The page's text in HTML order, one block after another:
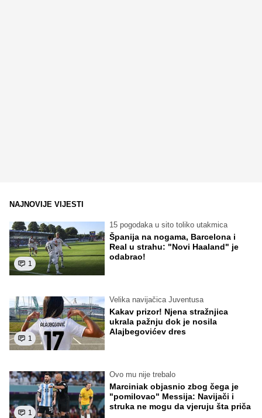
NAJNOVIJE VIJESTI
1
15 pogodaka u sito toliko utakmica
Španija na nogama, Barcelona i
Real u strahu: "Novi Haaland" je
odabrao!
1
Velika navijačica Juventusa
Kakav prizor! Njena stražnjica
ukrala pažnju dok je nosila
Alajbegovićev dres
1
Ovo mu nije trebalo
Marciniak objasnio zbog čega je
"pomilovao" Messija: Navijači i
struka ne mogu da vjeruju šta priča